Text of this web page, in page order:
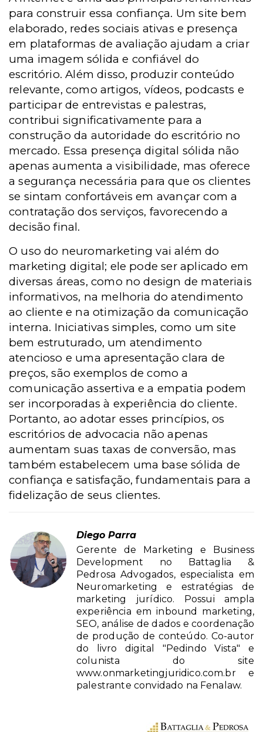
para construir essa confiança. Um site bem
elaborado, redes sociais ativas e presença
em plataformas de avaliação ajudam a criar
uma imagem sólida e confiável do
escritório. Além disso, produzir conteúdo
relevante, como artigos, vídeos, podcasts e
participar de entrevistas e palestras,
contribui significativamente para a
construção da autoridade do escritório no
mercado. Essa presença digital sólida não
apenas aumenta a visibilidade, mas oferece
a segurança necessária para que os clientes
se sintam confortáveis em avançar com a
contratação dos serviços, favorecendo a
decisão final.
O uso do neuromarketing vai além do
marketing digital; ele pode ser aplicado em
diversas áreas, como no design de materiais
informativos, na melhoria do atendimento
ao cliente e na otimização da comunicação
interna. Iniciativas simples, como um site
bem estruturado, um atendimento
atencioso e uma apresentação clara de
preços, são exemplos de como a
comunicação assertiva e a empatia podem
ser incorporadas à experiência do cliente.
Portanto, ao adotar esses princípios, os
escritórios de advocacia não apenas
aumentam suas taxas de conversão, mas
também estabelecem uma base sólida de
confiança e satisfação, fundamentais para a
fidelização de seus clientes.
Diego Parra
Gerente de Marketing e Business
Development no Battaglia &
Pedrosa Advogados, especialista em
Neuromarketing e estratégias de
marketing jurídico. Possui ampla
experiência em inbound marketing,
SEO, análise de dados e coordenação
de produção de conteúdo. Co-autor
do livro digital "Pedindo Vista" e
colunista do site
www.onmarketingjuridico.com.br e
palestrante convidado na Fenalaw.